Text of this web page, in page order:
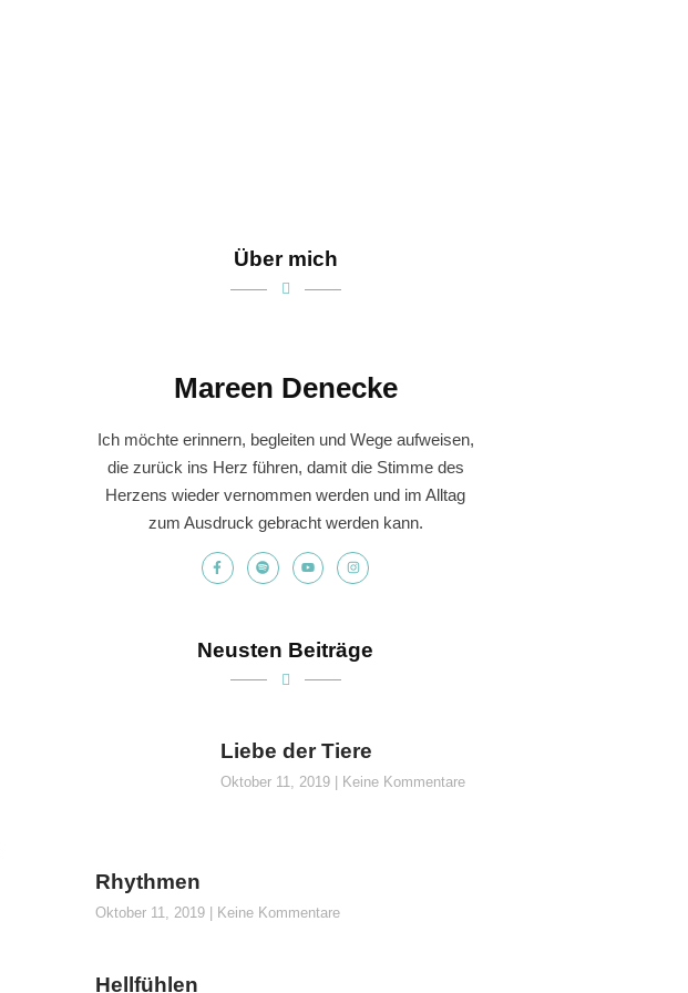
Über mich
Mareen Denecke
Ich möchte erinnern, begleiten und Wege aufweisen,
die zurück ins Herz führen, damit die Stimme des
Herzens wieder vernommen werden und im Alltag
zum Ausdruck gebracht werden kann.
Neusten Beiträge
Liebe der Tiere
Oktober 11, 2019 Keine Kommentare
Rhythmen
Oktober 11, 2019 Keine Kommentare
Hellfühlen